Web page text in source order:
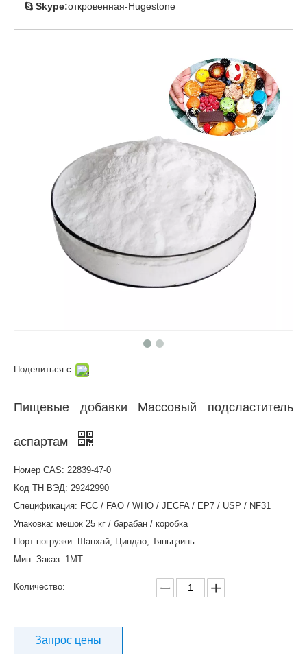
 Skype:откровенная-Hugestone
Поделиться с:
Пищевые добавки Массовый подсластитель
аспартам
Номер CAS: 22839-47-0
Код ТН ВЭД: 29242990
Спецификация: FCC / FAO / WHO / JECFA / EP7 / USP / NF31
Упаковка: мешок 25 кг / барабан / коробка
Порт погрузки: Шанхай; Циндао; Тяньцзинь
Мин. Заказ: 1MT
Количество:
Запрос цены